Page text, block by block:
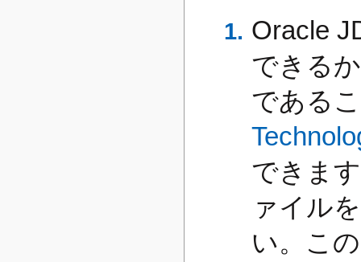
Oracle
できる
である
できま
ァイル
い。こ